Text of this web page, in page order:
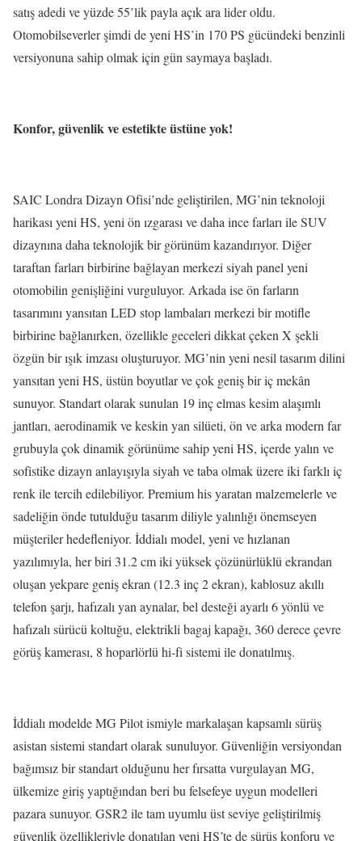
satış adedi ve yüzde 55’lik payla açık ara lider oldu.
Otomobilseverler şimdi de yeni HS’in 170 PS gücündeki benzinli
versiyonuna sahip olmak için gün saymaya başladı.
Konfor, güvenlik ve estetikte üstüne yok!
SAIC Londra Dizayn Ofisi’nde geliştirilen, MG’nin teknoloji
harikası yeni HS, yeni ön ızgarası ve daha ince farları ile SUV
dizaynına daha teknolojik bir görünüm kazandırıyor. Diğer
taraftan farları birbirine bağlayan merkezi siyah panel yeni
otomobilin genişliğini vurguluyor. Arkada ise ön farların
tasarımını yansıtan LED stop lambaları merkezi bir motifle
birbirine bağlanırken, özellikle geceleri dikkat çeken X şekli
özgün bir ışık imzası oluşturuyor. MG’nin yeni nesil tasarım dilini
yansıtan yeni HS, üstün boyutlar ve çok geniş bir iç mekân
sunuyor. Standart olarak sunulan 19 inç elmas kesim alaşımlı
jantları, aerodinamik ve keskin yan silüeti, ön ve arka modern far
grubuyla çok dinamik görünüme sahip yeni HS, içerde yalın ve
sofistike dizayn anlayışıyla siyah ve taba olmak üzere iki farklı iç
renk ile tercih edilebiliyor. Premium his yaratan malzemelerle ve
sadeliğin önde tutulduğu tasarım diliyle yalınlığı önemseyen
müşteriler hedefleniyor. İddialı model, yeni ve hızlanan
yazılımıyla, her biri 31.2 cm iki yüksek çözünürlüklü ekrandan
oluşan yekpare geniş ekran (12.3 inç 2 ekran), kablosuz akıllı
telefon şarjı, hafızalı yan aynalar, bel desteği ayarlı 6 yönlü ve
hafızalı sürücü koltuğu, elektrikli bagaj kapağı, 360 derece çevre
görüş kamerası, 8 hoparlörlü hi-fi sistemi ile donatılmış.
İddialı modelde MG Pilot ismiyle markalaşan kapsamlı sürüş
asistan sistemi standart olarak sunuluyor. Güvenliğin versiyondan
bağımsız bir standart olduğunu her fırsatta vurgulayan MG,
ülkemize giriş yaptığından beri bu felsefeye uygun modelleri
pazara sunuyor. GSR2 ile tam uyumlu üst seviye geliştirilmiş
güvenlik özellikleriyle donatılan yeni HS’te de sürüş konforu ve